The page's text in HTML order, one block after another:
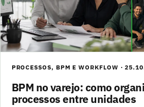
PROCESSOS, BPM E WORKFLOW ·
BPM no varejo: como
processos entre unidades